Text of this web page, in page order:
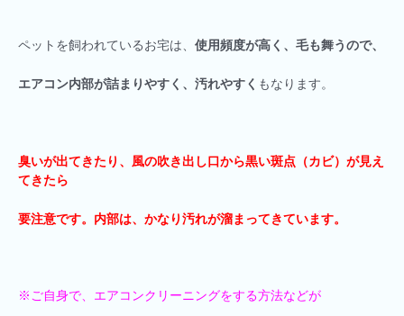
ペットを飼われているお宅は、 使用頻度が高く、毛も舞うので、
エアコン内部が詰まりやすく、汚れやすく もなります。
臭いが出てきたり、風の吹き出し口から黒い斑点（カビ）が見え
てきたら
要注意です。内部は、かなり汚れが溜まってきています。
※ご自身で、エアコンクリーニングをする方法などが